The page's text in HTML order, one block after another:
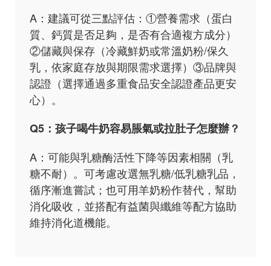
A：建議可從三點評估：①營養需求（蛋白
質、鈣質是否足夠，是否有合適複方成分）
②儲藏與保存（冷藏鮮奶或常溫奶粉/保久
乳，依家庭存放與期限需求選擇）③品牌與
認證（選擇通過多重食品安全認證產品更安
心）。
Q5：孩子喝牛奶容易脹氣或拉肚子怎麼辦？
A：可能與乳糖酶活性下降等因素相關（乳
糖不耐）。可考慮改選無乳糖/低乳糖乳品，
循序漸進嘗試；也可用羊奶粉作替代，幫助
消化吸收，並搭配有益菌與纖維等配方協助
維持消化道機能。